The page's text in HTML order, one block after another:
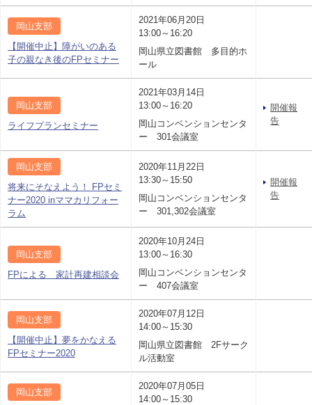
岡山支部
【開催中止】障がいのある
子の親なき後のFPセミナー
2021年06月20日
13:00～16:20
岡山県立図書館 多目的ホ
ール
岡山支部
ライフプランセミナー
2021年03月14日
13:00～16:20
岡山コンベンションセンタ
ー 301会議室
開催報
告
岡山支部
将来にそなえよう！ FPセミ
ナー2020 inママカリフォー
ラム
2020年11月22日
13:30～15:50
岡山コンベンションセンタ
ー 301,302会議室
開催報
告
岡山支部
FPによる 家計再建相談会
2020年10月24日
13:00～16:30
岡山コンベンションセンタ
ー 407会議室
岡山支部
【開催中止】夢をかなえる
FPセミナー2020
2020年07月12日
14:00～15:30
岡山県立図書館 2Fサーク
ル活動室
岡山支部
2020年07月05日
14:00～15:30